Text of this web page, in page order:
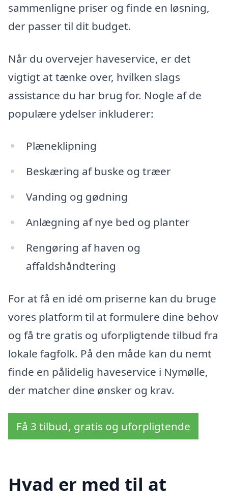
sammenligne priser og finde en løsning,
der passer til dit budget.
Når du overvejer haveservice, er det
vigtigt at tænke over, hvilken slags
assistance du har brug for. Nogle af de
populære ydelser inkluderer:
Plæneklipning
Beskæring af buske og træer
Vanding og gødning
Anlægning af nye bed og planter
Rengøring af haven og
affaldshåndtering
For at få en idé om priserne kan du bruge
vores platform til at formulere dine behov
og få tre gratis og uforpligtende tilbud fra
lokale fagfolk. På den måde kan du nemt
finde en pålidelig haveservice i Nymølle,
der matcher dine ønsker og krav.
Få 3 tilbud, gratis og uforpligtende
Hvad er med til at